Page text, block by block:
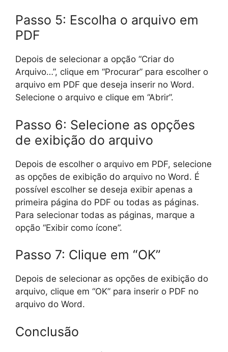
Passo 5: Escolha o arquivo em
PDF
Depois de selecionar a opção “Criar do
Arquivo…”, clique em “Procurar” para escolher o
arquivo em PDF que deseja inserir no Word.
Selecione o arquivo e clique em “Abrir”.
Passo 6: Selecione as opções
de exibição do arquivo
Depois de escolher o arquivo em PDF, selecione
as opções de exibição do arquivo no Word. É
possível escolher se deseja exibir apenas a
primeira página do PDF ou todas as páginas.
Para selecionar todas as páginas, marque a
opção “Exibir como ícone”.
Passo 7: Clique em “OK”
Depois de selecionar as opções de exibição do
arquivo, clique em “OK” para inserir o PDF no
arquivo do Word.
Conclusão